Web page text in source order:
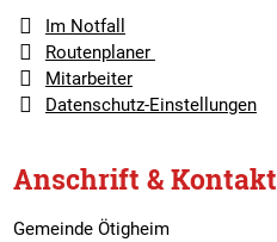
Im Notfall
Routenplaner
Mitarbeiter
Datenschutz-Einstellungen
Anschrift & Kontakt
Gemeinde Ötigheim